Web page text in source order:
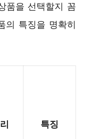
품을 선택할지 꼼
의 특징을 명확히
특징